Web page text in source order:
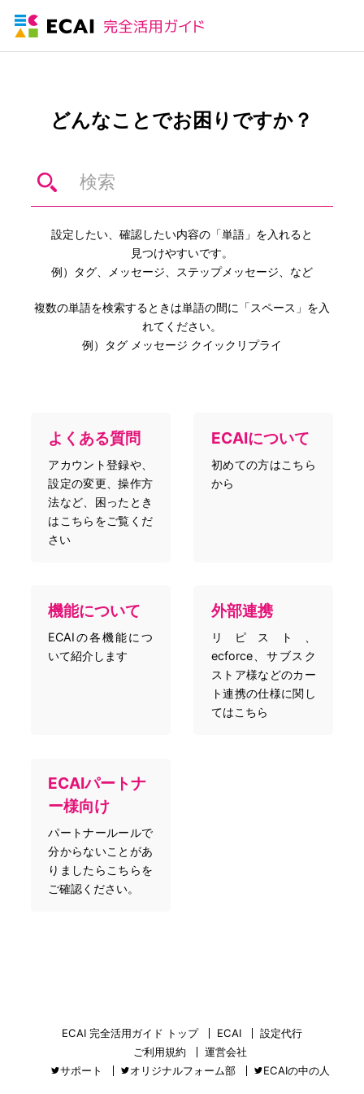
どんなことでお困りですか？
設定したい、確認したい内容の「単語」を入れると
見つけやすいです。
例）タグ、メッセージ、ステップメッセージ、など
複数の単語を検索するときは単語の間に「スペース」を入
れてください。
例）タグ メッセージ クイックリプライ
よくある質問
アカウント登録や、
設定の変更、操作方
法など、困ったとき
はこちらをご覧くだ
さい
ECAIについて
初めての方はこちら
から
機能について
ECAIの各機能につ
いて紹介します
外部連携
リピスト、
ecforce、サブスク
ストア様などのカー
ト連携の仕様に関し
てはこちら
ECAIパートナ
ー様向け
パートナールールで
分からないことがあ
りましたらこちらを
ご確認ください。
ECAI 完全活用ガイド トップ ECAI
設定代行
ご利用規約
運営会社
サポート
オリジナルフォーム部 ECAIの中の人